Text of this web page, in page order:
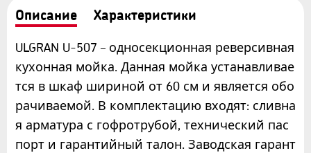
Описание Характеристики
ULGRAN U-507 – односекционная реверсивная
кухонная мойка. Данная мойка устанавливае
тся в шкаф шириной от 60 см и является обо
рачиваемой. В комплектацию входят: сливна
я арматура с гофротрубой, технический пас
порт и гарантийный талон. Заводская гарант